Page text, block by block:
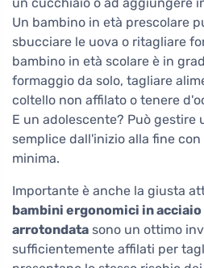
un cucchiaio o ad aggiungere
Un bambino in età prescolare
sbucciare le uova o ritagliare
bambino in età scolare è in
formaggio da solo, tagliare
coltello non affilato o tenere
E un adolescente? Può gestire
semplice dall'inizio alla fine
minima.
Importante è anche la giusta
bambini ergonomici in
arrotondata sono un ottimo
sufficientemente affilati per